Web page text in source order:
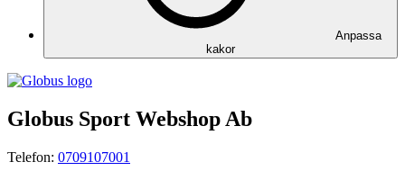
Anpassa
kakor
Globus Sport Webshop Ab
Telefon: 0709107001